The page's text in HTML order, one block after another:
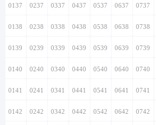
0137 0237 0337 0437 0537 0637 0737
0138 0238 0338 0438 0538 0638 0738
0139 0239 0339 0439 0539 0639 0739
0140 0240 0340 0440 0540 0640 0740
0141 0241 0341 0441 0541 0641 0741
0142 0242 0342 0442 0542 0642 0742